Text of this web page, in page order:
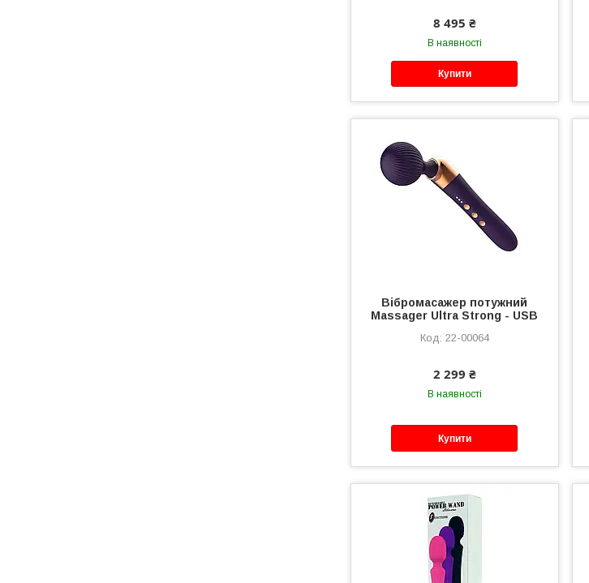
8 495 ₴
В наявності
Купити
Вібромасажер потужний
Massager Ultra Strong - USB
22-00064
2 299 ₴
В наявності
Купити